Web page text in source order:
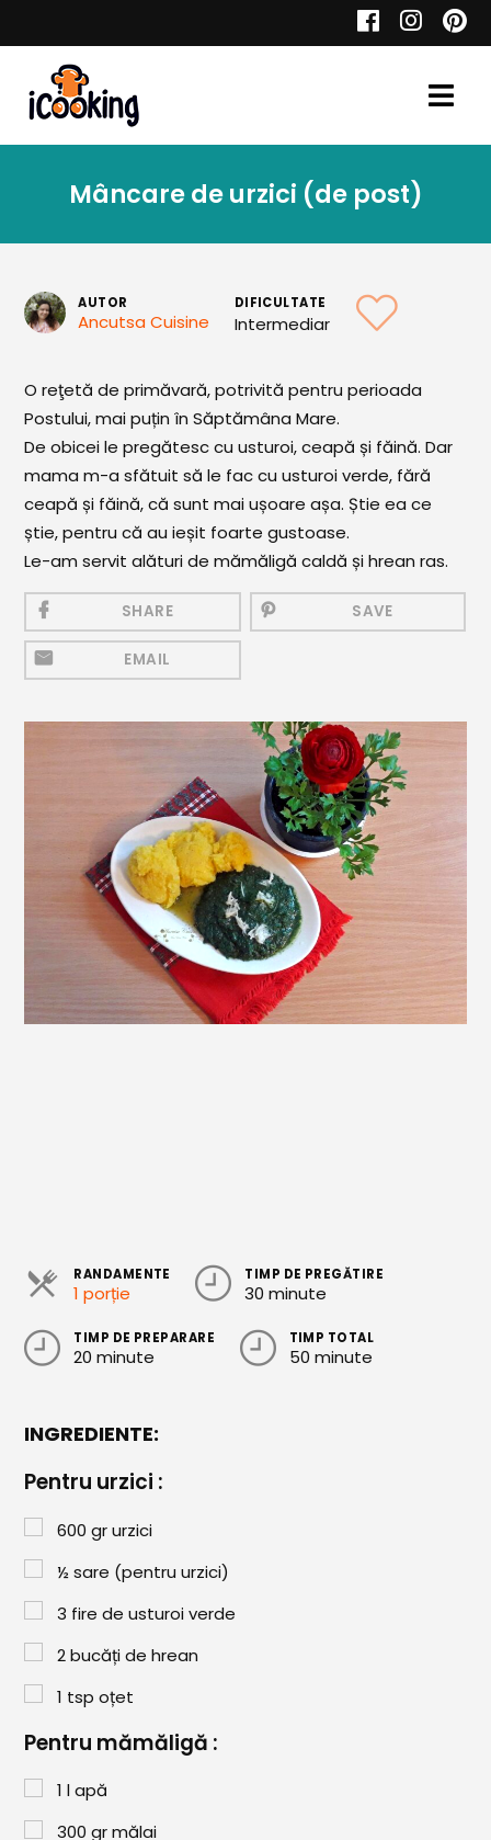
Retete
Toate Reţetele
Aperitive
Aperitive Calde
Aperitive Reci
Mezeluri
Ronțăieli
Băuturi
Băuturi calde
Băuturi reci
Smoothies
Biscuiți, Bomboane și
Fursecuri
Brioșe și Checuri
Budinci, Jeleuri și Sufleuri
Cheesecake
Cozonaci
Dulceață / Gem
Sirop / Compot
Sosuri și Condimente
Pâine
Paste & Risotto
Patiserie
Aluaturi Dulci
Aluaturi Sărate
Pizza
Rețete cu Carne
Rețete Vegetariene
Salate
Sandwichuri și Wraps
Mâncare de urzici (de post)
AUTOR
Ancutsa Cuisine
DIFICULTATE
Intermediar
O reţetă de primăvară, potrivită pentru perioada
Postului, mai puțin în Săptămâna Mare.
De obicei le pregătesc cu usturoi, ceapă și făină. Dar
mama m-a sfătuit să le fac cu usturoi verde, fără
ceapă și făină, că sunt mai ușoare așa. Știe ea ce
știe, pentru că au ieșit foarte gustoase.
Le-am servit alături de mămăligă caldă și hrean ras.
SHARE SAVE
EMAIL
RANDAMENTE
1 porție
TIMP DE PREGĂTIRE
30 minute
TIMP DE PREPARARE
20 minute
TIMP TOTAL
50 minute
INGREDIENTE:
Pentru urzici :
600 gr urzici
½ sare (pentru urzici)
3 fire de usturoi verde
2 bucăți de hrean
1 tsp oțet
Pentru mămăligă :
1 l apă
300 gr mălai